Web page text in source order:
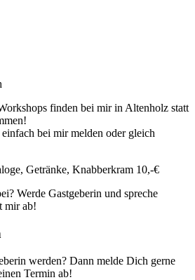
finden bei mir in Altenholz statt
bei mir melden oder gleich
Getränke, Knabberkram 10,-€
Werde Gastgeberin und spreche
mir ab!
werden? Dann melde Dich gerne
Termin ab!